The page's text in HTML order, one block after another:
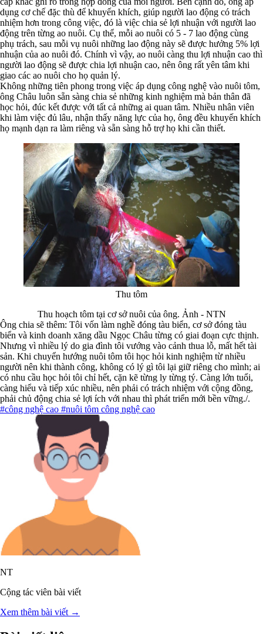
dụng cơ chế đặc thù để khuyến khích, giúp người lao động có trách
nhiệm hơn trong công việc, đó là việc chia sẻ lợi nhuận với người lao
động trên từng ao nuôi. Cụ thể, mỗi ao nuôi có 5 - 7 lao động cùng
phụ trách, sau mỗi vụ nuôi những lao động này sẽ được hưởng 5% lợi
nhuận của ao nuôi đó. Chính vì vậy, ao nuôi càng thu lợi nhuận cao thì
người lao động sẽ được chia lợi nhuận cao, nên ông rất yên tâm khi
giao các ao nuôi cho họ quản lý.
Không những tiên phong trong việc áp dụng công nghệ vào nuôi tôm,
ông Châu luôn sẵn sàng chia sẻ những kinh nghiệm mà bản thân đã
học hỏi, đúc kết được với tất cả những ai quan tâm. Nhiều nhân viên
khi làm việc đủ lâu, nhận thấy năng lực của họ, ông đều khuyến khích
họ mạnh dạn ra làm riêng và sẵn sàng hỗ trợ họ khi cần thiết.
Thu tôm
Thu hoạch tôm tại cơ sở nuôi của ông. Ảnh - NTN
Ông chia sẽ thêm: Tôi vốn làm nghề đóng tàu biển, cơ sở đóng tàu
biển và kinh doanh xăng dầu Ngọc Châu từng có giai đoạn cực thịnh.
Nhưng vì nhiều lý do gia đình tôi vướng vào cảnh thua lỗ, mất hết tài
sản. Khi chuyển hướng nuôi tôm tôi học hỏi kinh nghiệm từ nhiều
người nên khi thành công, không có lý gì tôi lại giữ riêng cho mình; ai
có nhu cầu học hỏi tôi chỉ hết, cặn kẽ từng ly từng tý. Càng lớn tuổi,
càng hiểu và tiếp xúc nhiều, nên phải có trách nhiệm với cộng đồng,
phải chủ động chia sẻ lợi ích với nhau thì phát triển mới bền vững./.
#công nghệ cao #nuôi tôm công nghệ cao
NT
Cộng tác viên bài viết
Xem thêm bài viết →